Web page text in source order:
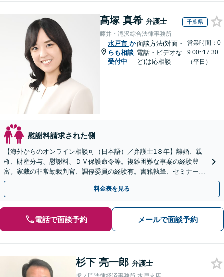
髙塚 真希 弁護士 千葉県
藤井・滝沢綜合法律事務所
水戸市 か
らも相談
受付中
面談方法(対面・
電話・ビデオな
ど)は応相談
営業時間：0
9:00~17:30
（平日）
慰謝料請求された側
【海外からのオンライン相談可（日本語）／弁護士1８年】離婚、親
権、財産分与、慰謝料、ＤＶ保護命令等。複雑困難な事案の経験豊
富。家裁の非常勤裁判官、調停委員の経験有。書籍執筆、セミナー講
師等、離婚問題に強い弁護士。海外の法律事務所勤務経験有。
料金表を見る
電話で面談予約 メールで面談予約
杉下 亮一郎 弁護士